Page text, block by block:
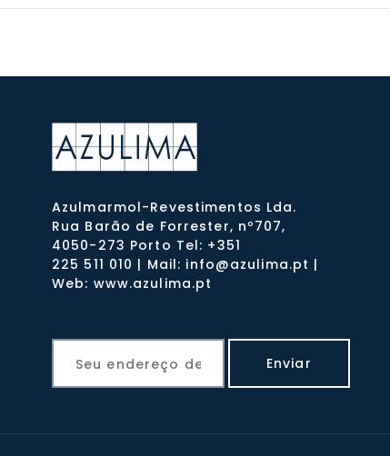
Azulmarmol-Revestimentos Lda.
Rua Barão de Forrester, nº707,
4050-273 Porto Tel: +351
225 511 010 | Mail: info@azulima.pt |
Web: www.azulima.pt